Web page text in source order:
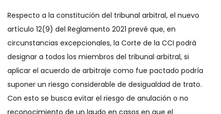
Respecto a la constitución del tribunal arbitral, el nuevo
artículo 12(9) del Reglamento 2021 prevé que, en
circunstancias excepcionales, la Corte de la CCI podrá
designar a todos los miembros del tribunal arbitral, si
aplicar el acuerdo de arbitraje como fue pactado podría
suponer un riesgo considerable de desigualdad de trato.
Con esto se busca evitar el riesgo de anulación o no
reconocimiento de un laudo en casos en que el